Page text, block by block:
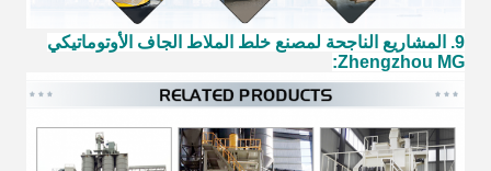
9. المشاريع الناجحة لمصنع خلط الملاط الجاف الأوتوماتيكي
Zhengzhou MG: